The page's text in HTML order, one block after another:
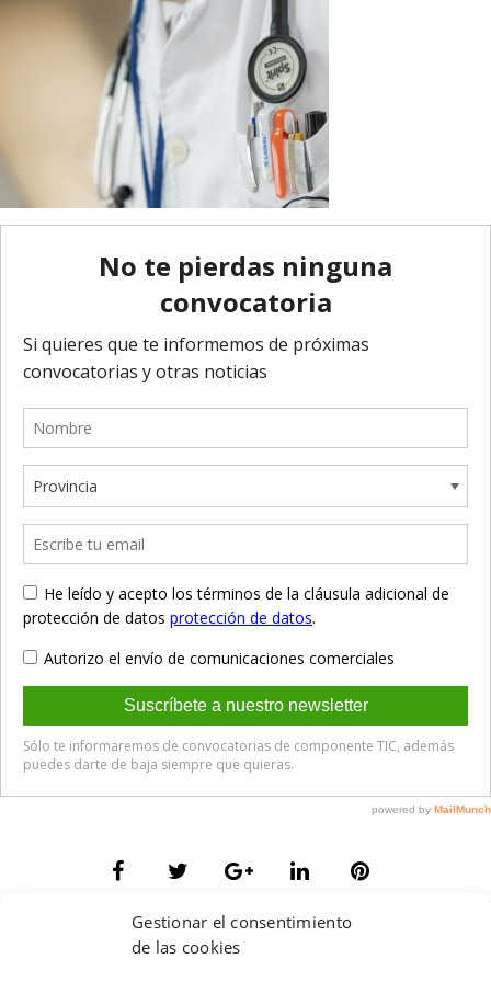
Gestionar el consentimiento
de las cookies